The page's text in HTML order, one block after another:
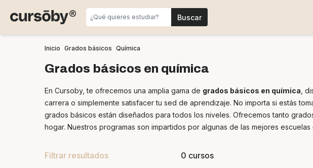
Inicio Grados básicos Química
Grados básicos en química
En Cursoby, te ofrecemos una amplia gama de grados básicos en química ,
carrera o simplemente satisfacer tu sed de aprendizaje. No importa si estás
grados básicos están diseñados para todos los niveles. Ofrecemos tanto
hogar. Nuestros programas son impartidos por algunas de las mejores
Filtrar resultados 0 cursos